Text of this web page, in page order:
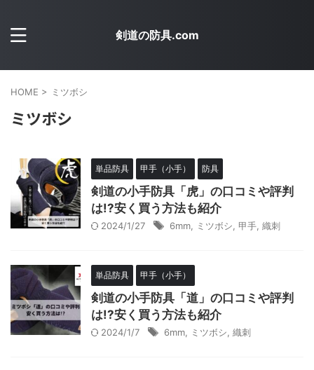
剣道の防具.com
HOME > ミツボシ
ミツボシ
単品防具 甲手（小手） 防具
剣道の小手防具「虎」の口コミや評判
は!?安く買う方法も紹介
2024/1/27 6mm ミツボシ 甲手 織刺
単品防具 甲手（小手）
剣道の小手防具「道」の口コミや評判
は!?安く買う方法も紹介
2024/1/7 6mm ミツボシ 織刺